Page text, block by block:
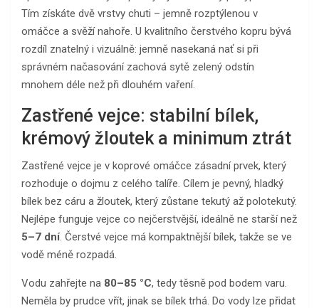
Tím získáte dvě vrstvy chuti – jemně rozptýlenou v
omáčce a svěží nahoře. U kvalitního čerstvého kopru bývá
rozdíl znatelný i vizuálně: jemně nasekaná nať si při
správném načasování zachová sytě zelený odstín
mnohem déle než při dlouhém vaření.
Zastřené vejce: stabilní bílek,
krémový žloutek a minimum ztrát
Zastřené vejce je v koprové omáčce zásadní prvek, který
rozhoduje o dojmu z celého talíře. Cílem je pevný, hladký
bílek bez cáru a žloutek, který zůstane tekutý až polotekutý.
Nejlépe funguje vejce co nejčerstvější, ideálně ne starší než
5–7 dní. Čerstvé vejce má kompaktnější bílek, takže se ve
vodě méně rozpadá.
Vodu zahřejte na 80–85 °C, tedy těsně pod bodem varu.
Neměla by prudce vřít, jinak se bílek trhá. Do vody lze přidat